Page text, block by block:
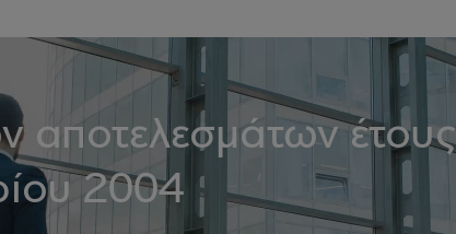
αποτελεσμάτων έτους
2004